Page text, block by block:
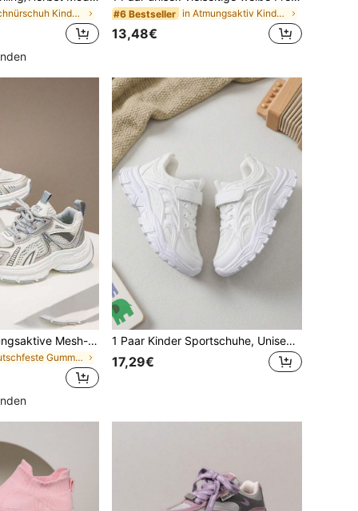
in Schnürschuh Kinder Turnschuhe #6 Bestseller in Atmungsaktiv Kinder Turnschuhe
13,48€
1 Paar neue atmungsaktive Mesh-Kindersportschuhe für den Frühling, leichte lässige Vintage-Chunky-Sneaker für Mädchen, rutschfeste Laufschuhe für Jungen, Schulanfang
in Rutschfeste Gummi-Außensohle Kinder Turnschuhe
1 Paar Kinder Sportschuhe, Unisex Mode Lässig Sneaker, geeignet für alle Jahreszeiten, vielseitige weiße Schuhe
17,29€